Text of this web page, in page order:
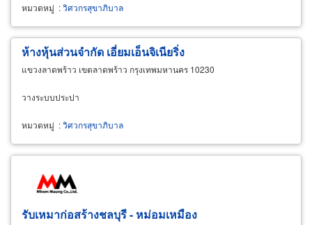
หมวดหมู่ :วิศวกรสุขาภิบาล
ห้างหุ้นส่วนจำกัด เอี่ยมเอ็นจิเนียริ่ง
แขวงลาดพร้าว เขตลาดพร้าว กรุงเทพมหานคร 10230
วางระบบประปา
หมวดหมู่ :วิศวกรสุขาภิบาล
รับเหมาก่อสร้างชลบุรี - หม่อมเหมือง